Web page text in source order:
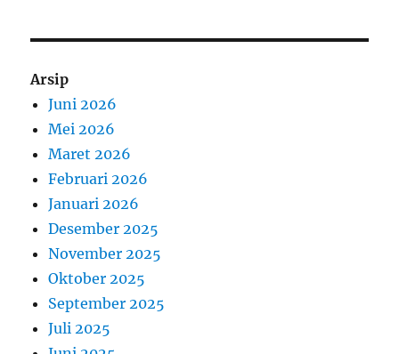
Arsip
Juni 2026
Mei 2026
Maret 2026
Februari 2026
Januari 2026
Desember 2025
November 2025
Oktober 2025
September 2025
Juli 2025